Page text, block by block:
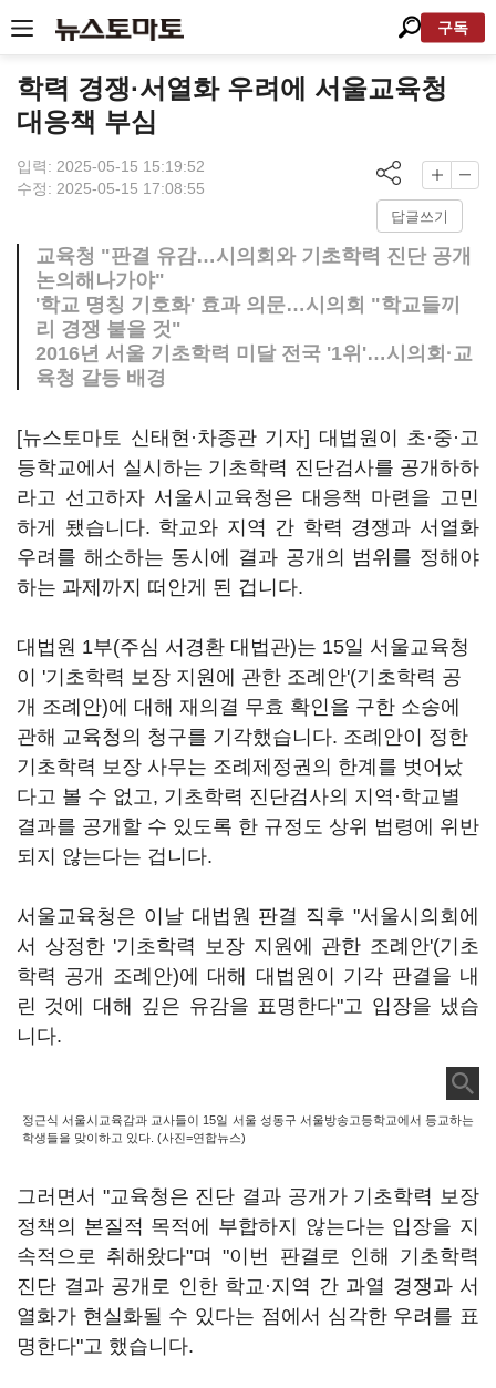
구독
학력 경쟁·서열화 우려에 서울교육청
대응책 부심
입력: 2025-05-15 15:19:52
수정: 2025-05-15 17:08:55
답글쓰기
교육청 "판결 유감…시의회와 기초학력 진단 공개
논의해나가야"
'학교 명칭 기호화' 효과 의문…시의회 "학교들끼
리 경쟁 붙을 것"
2016년 서울 기초학력 미달 전국 '1위'…시의회·교
육청 갈등 배경
[뉴스토마토 신태현·차종관 기자] 대법원이 초·중·고
등학교에서 실시하는 기초학력 진단검사를 공개하하
라고 선고하자 서울시교육청은 대응책 마련을 고민
하게 됐습니다. 학교와 지역 간 학력 경쟁과 서열화
우려를 해소하는 동시에 결과 공개의 범위를 정해야
하는 과제까지 떠안게 된 겁니다.
대법원 1부(주심 서경환 대법관)는 15일 서울교육청
이 '기초학력 보장 지원에 관한 조례안'(기초학력 공
개 조례안)에 대해 재의결 무효 확인을 구한 소송에
관해 교육청의 청구를 기각했습니다. 조례안이 정한
기초학력 보장 사무는 조례제정권의 한계를 벗어났
다고 볼 수 없고, 기초학력 진단검사의 지역·학교별
결과를 공개할 수 있도록 한 규정도 상위 법령에 위반
되지 않는다는 겁니다.
서울교육청은 이날 대법원 판결 직후 "서울시의회에
서 상정한 '기초학력 보장 지원에 관한 조례안'(기초
학력 공개 조례안)에 대해 대법원이 기각 판결을 내
린 것에 대해 깊은 유감을 표명한다"고 입장을 냈습
니다.
정근식 서울시교육감과 교사들이 15일 서울 성동구 서울방송고등학교에서 등교하는
학생들을 맞이하고 있다. (사진=연합뉴스)
그러면서 "교육청은 진단 결과 공개가 기초학력 보장
정책의 본질적 목적에 부합하지 않는다는 입장을 지
속적으로 취해왔다"며 "이번 판결로 인해 기초학력
진단 결과 공개로 인한 학교·지역 간 과열 경쟁과 서
열화가 현실화될 수 있다는 점에서 심각한 우려를 표
명한다"고 했습니다.